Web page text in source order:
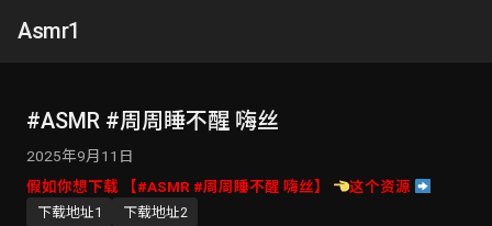
Asmr1
#ASMR #周周睡不醒 嗨丝
2025年9月11日
假如你想下载 【#ASMR #周周睡不醒 嗨丝】
这个资源
下载地址1 下载地址2